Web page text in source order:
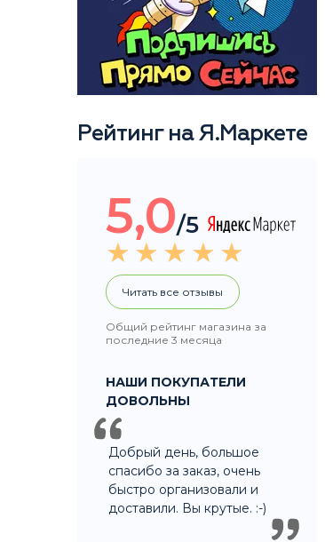
Рейтинг на Я.Маркете
5,0/5
Читать все отзывы
Общий рейтинг магазина за
последние 3 месяца
НАШИ ПОКУПАТЕЛИ
ДОВОЛЬНЫ
Добрый день, большое
спасибо за заказ, очень
быстро организовали и
доставили. Вы крутые. :-)